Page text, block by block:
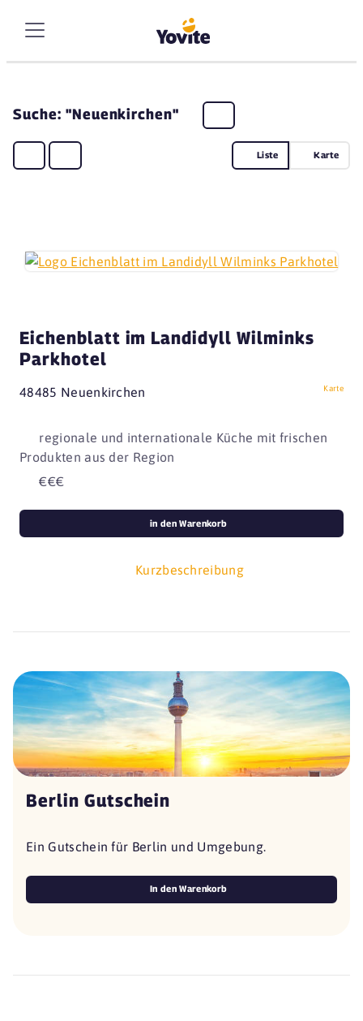
Suche: "Neuenkirchen"
Liste Karte
Eichenblatt im Landidyll Wilminks
Parkhotel
48485 Neuenkirchen Karte
regionale und internationale Küche mit frischen
Produkten aus der Region
€€€
Kurzbeschreibung
in den Warenkorb
Berlin Gutschein
Ein Gutschein für Berlin und Umgebung.
In den Warenkorb